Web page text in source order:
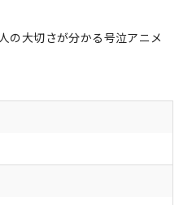
の大切さが分かる号泣アニメ